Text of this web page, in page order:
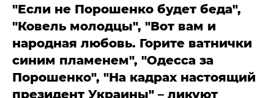
"Если не Порошенко будет беда",
"Ковель молодцы", "Вот вам и
народная любовь. Горите ватнички
синим пламенем", "Одесса за
Порошенко", "На кадрах настоящий
президент Украины" – ликуют